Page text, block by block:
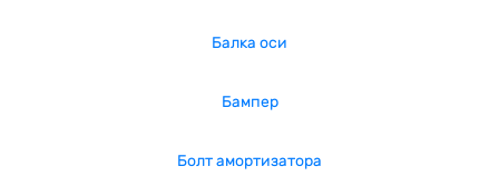
Балка оси
Бампер
Болт амортизатора